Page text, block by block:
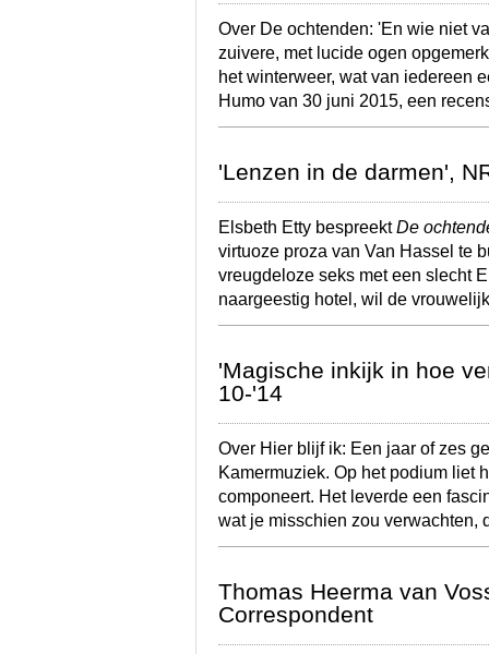
Over De ochtenden: 'En wie niet
zuivere, met lucide ogen
het winterweer, wat van iedereen
Humo van 30 juni 2015, een
'Lenzen in de darmen',
Elsbeth Etty bespreektDe
virtuoze proza van Van Hassel te
vreugdeloze seks met een slecht
naargeestig hotel, wil de
'Magische inkijk in hoe
10-'14
Over Hier blijf ik: Een jaar of zes
Kamermuziek. Op het podium liet
componeert. Het leverde een
wat je misschien zou
Thomas Heerma van
Correspondent